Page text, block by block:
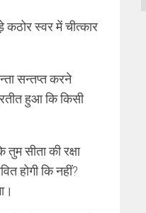
स्वर में चीत्कार
सन्तप्त करने
हुआ कि किसी
सीता की रक्षा
होगी कि नहीं?